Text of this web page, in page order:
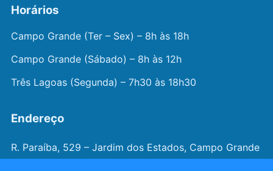
Horários
Campo Grande (Ter – Sex) – 8h às 18h
Campo Grande (Sábado) – 8h às 12h
Três Lagoas (Segunda) – 7h30 às 18h30
Endereço
R. Paraíba, 529 – Jardim dos Estados, Campo Grande
– MS